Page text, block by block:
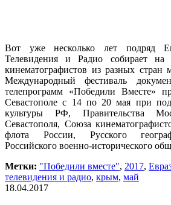
Вот уже несколько лет подряд
Телевидения и Радио собирает на
кинематографистов из разных
Международный фестиваль
телепрограмм «Победили Вместе»
Севастополе с 14 по 20 мая при
культуры РФ, Правительства
Севастополя, Союза
флота России, Русского
Российского военно-исторического
Метки: "Победили вместе", 2017,
телевидения и радио, крым, май
18.04.2017